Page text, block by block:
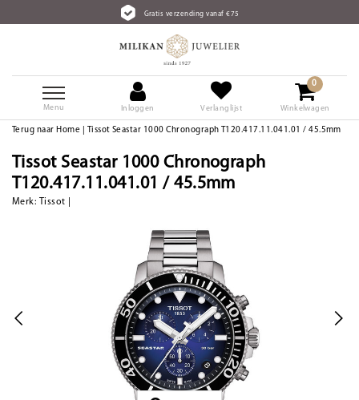
Gratis verzending vanaf €75
Menu Inloggen Verlanglijst
0
Winkelwagen
Terug naar Home Tissot Seastar 1000 Chronograph T120.417.11.041.01 / 45.5mm
Tissot Seastar 1000 Chronograph
T120.417.11.041.01 / 45.5mm
Merk: Tissot